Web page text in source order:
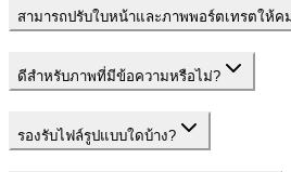
สามารถปรับใบหน้าและภาพพอร์ตเทรตให้
ดีสำหรับภาพที่มีข้อความหรือไม่?
รองรับไฟล์รูปแบบใดบ้าง?